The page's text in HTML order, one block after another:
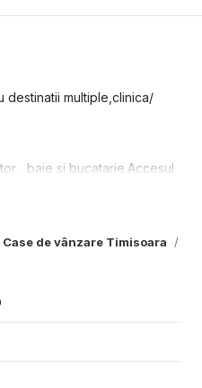
Case de vânzare Timisoara
destinatii multiple,clinica/
, baie si bucatarie.Accesul
doua centrale pe gaz